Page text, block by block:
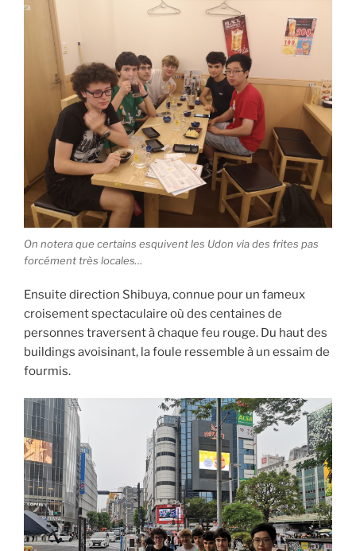
On notera que certains esquivent les Udon via des frites pas
forcément très locales…
Ensuite direction Shibuya, connue pour un fameux
croisement spectaculaire où des centaines de
personnes traversent à chaque feu rouge. Du haut des
buildings avoisinant, la foule ressemble à un essaim de
fourmis.